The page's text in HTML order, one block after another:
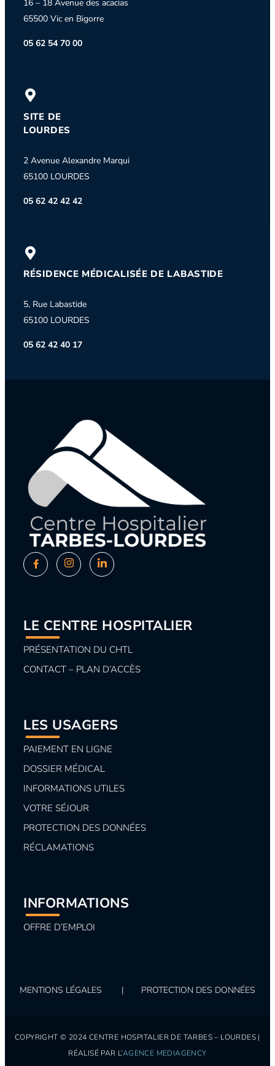
16 – 18 Avenue des acacias
65500 Vic en Bigorre
05 62 54 70 00
SITE DE
LOURDES
2 Avenue Alexandre Marqui
65100 LOURDES
05 62 42 42 42
RÉSIDENCE MÉDICALISÉE DE LABASTIDE
5, Rue Labastide
65100 LOURDES
05 62 42 40 17
LE CENTRE HOSPITALIER
PRÉSENTATION DU CHTL
CONTACT – PLAN D’ACCÈS
LES USAGERS
PAIEMENT EN LIGNE
DOSSIER MÉDICAL
INFORMATIONS UTILES
VOTRE SÉJOUR
PROTECTION DES DONNÉES
RÉCLAMATIONS
INFORMATIONS
OFFRE D’EMPLOI
MENTIONS LÉGALES | PROTECTION DES DONNÉES
COPYRIGHT © 2024 CENTRE HOSPITALIER DE TARBES – LOURDES |
RÉALISÉ PAR L’AGENCE MEDIAGENCY